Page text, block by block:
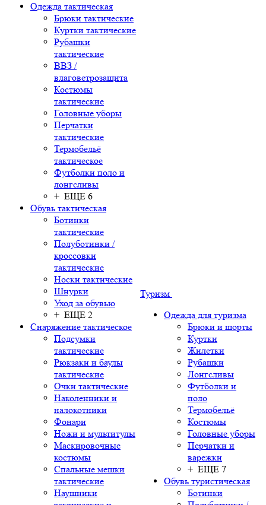
Одежда тактическая
Брюки тактические
Куртки тактические
Рубашки
тактические
ВВЗ /
влаговетрозащита
Костюмы
тактические
Головные уборы
Перчатки
тактические
Термобельё
тактическое
Футболки поло и
лонгсливы
+ ЕЩЕ 6
Обувь тактическая
Ботинки
тактические
Полуботинки /
кроссовки
тактические
Носки тактические
Шнурки
Уход за обувью
+ ЕЩЕ 2
Снаряжение тактическое
Подсумки
тактические
Рюкзаки и баулы
тактические
Очки тактические
Наколенники и
налокотники
Фонари
Ножи и мультитулы
Маскировочные
костюмы
Спальные мешки
тактические
Наушники
Туризм
Одежда для туризма
Брюки и шорты
Куртки
Жилетки
Рубашки
Лонгсливы
Футболки и
поло
Термобельё
Костюмы
Головные уборы
Перчатки и
варежки
+ ЕЩЕ 7
Обувь туристическая
Ботинки